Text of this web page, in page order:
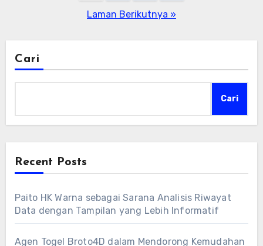
Laman Berikutnya »
Cari
Cari
Recent Posts
Paito HK Warna sebagai Sarana Analisis Riwayat
Data dengan Tampilan yang Lebih Informatif
Agen Togel Broto4D dalam Mendorong Kemudahan